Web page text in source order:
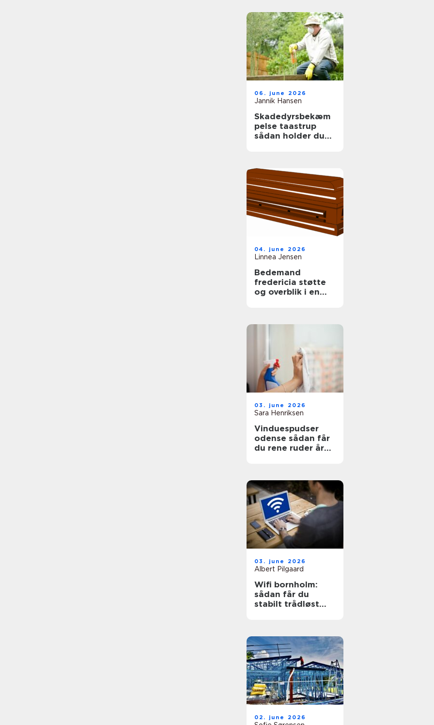
06. june 2026
Jannik Hansen
Skadedyrsbekæm
pelse taastrup
sådan holder du
04. june 2026
Linnea Jensen
Bedemand
fredericia støtte
og overblik i en
03. june 2026
Sara Henriksen
Vinduespudser
odense sådan får
du rene ruder året
03. june 2026
Albert Pilgaard
Wifi bornholm:
sådan får du
stabilt trådløst
02. june 2026